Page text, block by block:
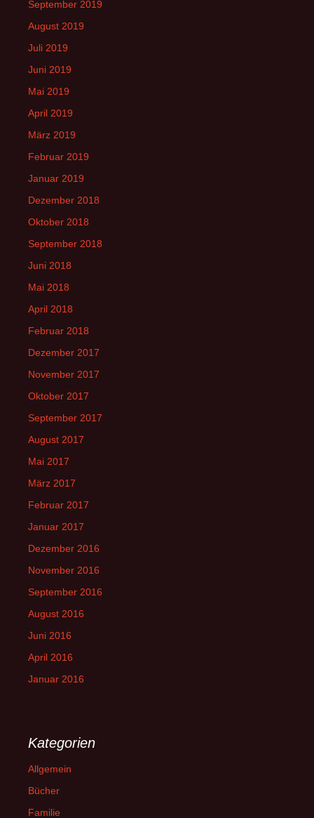
September 2019
August 2019
Juli 2019
Juni 2019
Mai 2019
April 2019
März 2019
Februar 2019
Januar 2019
Dezember 2018
Oktober 2018
September 2018
Juni 2018
Mai 2018
April 2018
Februar 2018
Dezember 2017
November 2017
Oktober 2017
September 2017
August 2017
Mai 2017
März 2017
Februar 2017
Januar 2017
Dezember 2016
November 2016
September 2016
August 2016
Juni 2016
April 2016
Januar 2016
Kategorien
Allgemein
Bücher
Familie